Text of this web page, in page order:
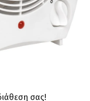
σας!